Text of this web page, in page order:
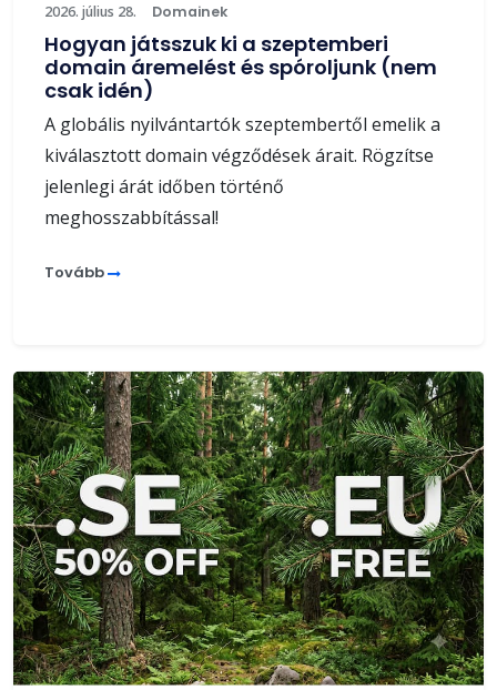
2026. július 28. Domainek
Hogyan játsszuk ki a szeptemberi
domain áremelést és spóroljunk (nem
csak idén)
A globális nyilvántartók szeptembertől emelik a
kiválasztott domain végződések árait. Rögzítse
jelenlegi árát időben történő
meghosszabbítással!
Tovább